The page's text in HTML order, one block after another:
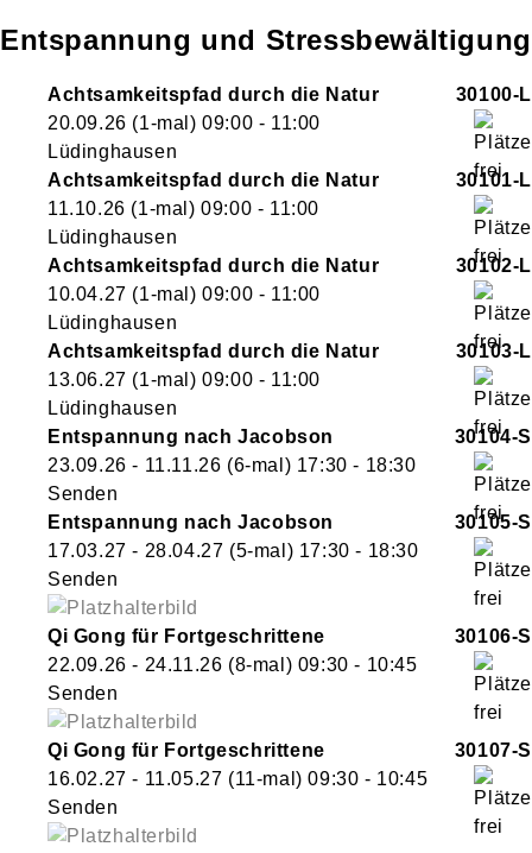
Entspannung und Stressbewältigung
Achtsamkeitspfad durch die Natur
30100-L
20.09.26 (1-mal)09:00 - 11:00
Lüdinghausen
Achtsamkeitspfad durch die Natur
30101-L
11.10.26 (1-mal)09:00 - 11:00
Lüdinghausen
Achtsamkeitspfad durch die Natur
30102-L
10.04.27 (1-mal)09:00 - 11:00
Lüdinghausen
Achtsamkeitspfad durch die Natur
30103-L
13.06.27 (1-mal)09:00 - 11:00
Lüdinghausen
Entspannung nach Jacobson
30104-S
23.09.26 - 11.11.26 (6-mal) 17:30 - 18:30
Senden
Entspannung nach Jacobson
30105-S
17.03.27 - 28.04.27 (5-mal) 17:30 - 18:30
Senden
Qi Gong für Fortgeschrittene
30106-S
22.09.26 - 24.11.26 (8-mal) 09:30 - 10:45
Senden
Qi Gong für Fortgeschrittene
30107-S
16.02.27 - 11.05.27 (11-mal)09:30 - 10:45
Senden